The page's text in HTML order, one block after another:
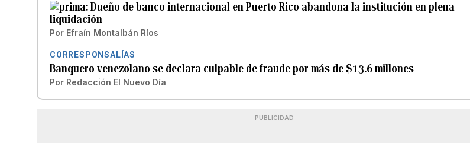
Dueño de banco internacional en Puerto Rico abandona la institución en plena
liquidación
Por Efraín Montalbán Ríos
CORRESPONSALÍAS
Banquero venezolano se declara culpable de fraude por más de $13.6 millones
Por Redacción El Nuevo Día
PUBLICIDAD